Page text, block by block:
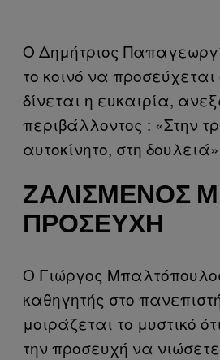
Ο Δημήτριος
το κοινό να προσεύχεται
δίνεται η ευκαιρία,
περιβάλλοντος : «Στην
αυτοκίνητο, στη
ΖΑΛΙΣΜΈΝΟΣ
ΠΡΟΣΕΥΧΉ
O Γιώργος
καθηγητής στο
μοιράζεται το μυστικό
την προσευχή να